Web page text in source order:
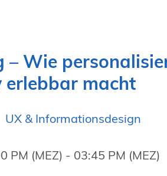
Wie
erlebbar macht
UX & Informationsdesign
PM (MEZ) - 03:45 PM (MEZ)